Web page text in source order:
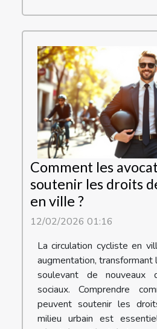
Comment les
soutenir les droits
en ville ?
12/02/2026 01:16
La circulation cycliste en
augmentation,
soulevant de nouveaux
sociaux. Comprendre
peuvent soutenir les
milieu urbain est